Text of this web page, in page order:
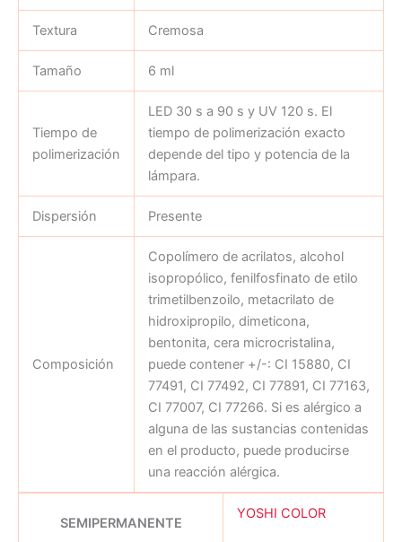
Textura Cremosa
Tamaño 6 ml
Tiempo de
polimerización
LED 30 s a 90 s y UV 120 s. El
tiempo de polimerización exacto
depende del tipo y potencia de la
lámpara.
Dispersión Presente
Composición
Copolímero de acrilatos, alcohol
isopropólico, fenilfosfinato de etilo
trimetilbenzoilo, metacrilato de
hidroxipropilo, dimeticona,
bentonita, cera microcristalina,
puede contener +/-: CI 15880, CI
77491, CI 77492, CI 77891, CI 77163,
CI 77007, CI 77266. Si es alérgico a
alguna de las sustancias contenidas
en el producto, puede producirse
una reacción alérgica.
SEMIPERMANENTE
YOSHI COLOR